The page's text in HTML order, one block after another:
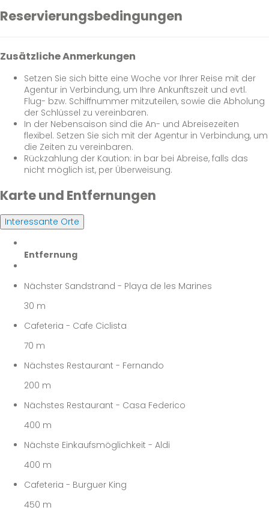
Reservierungsbedingungen
Zusätzliche Anmerkungen
Setzen Sie sich bitte eine Woche vor Ihrer Reise mit der
Agentur in Verbindung, um Ihre Ankunftszeit und evtl.
Flug- bzw. Schiffnummer mitzuteilen, sowie die Abholung
der Schlüssel zu vereinbaren.
In der Nebensaison sind die An- und Abreisezeiten
flexibel. Setzen Sie sich mit der Agentur in Verbindung, um
die Zeiten zu vereinbaren.
Rückzahlung der Kaution: in bar bei Abreise, falls das
nicht möglich ist, per Überweisung.
Karte und Entfernungen
Interessante Orte
Entfernung
Nächster Sandstrand - Playa de les Marines
30 m
Cafeteria - Cafe Ciclista
70 m
Nächstes Restaurant - Fernando
200 m
Nächstes Restaurant - Casa Federico
400 m
Nächste Einkaufsmöglichkeit - Aldi
400 m
Cafeteria - Burguer King
450 m